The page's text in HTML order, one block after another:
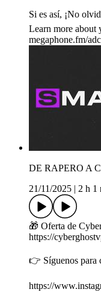
Si es así, ¡No
Learn more about
megaphone.fm/
DE RAPERO A
21/11/2025
2 h 1
🎁 Oferta de
https://
👉 Síguenos para
https://